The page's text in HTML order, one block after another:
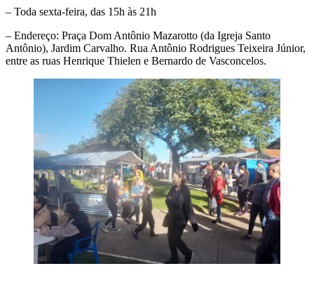
– Toda sexta-feira, das 15h às 21h
– Endereço: Praça Dom Antônio Mazarotto (da Igreja Santo
Antônio), Jardim Carvalho. Rua Antônio Rodrigues Teixeira Júnior,
entre as ruas Henrique Thielen e Bernardo de Vasconcelos.